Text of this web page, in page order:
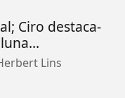
Ciro destaca-
Lins